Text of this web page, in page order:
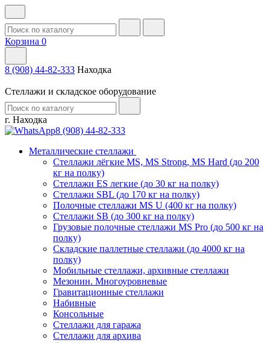
Корзина 0
8 (908) 44-82-333 Находка
Стеллажи и складское оборудование
г. Находка
8 (908) 44-82-333
Металлические стеллажи
Стеллажи лёгкие MS, MS Strong, MS Hard (до 200
кг на полку)
Стеллажи ES легкие (до 30 кг на полку)
Стеллажи SBL (до 170 кг на полку)
Полочные стеллажи MS U (400 кг на полку)
Стеллажи SB (до 300 кг на полку)
Грузовые полочные стеллажи MS Pro (до 500 кг на
полку)
Складские паллетные стеллажи (до 4000 кг на
полку)
Мобильные стеллажи, архивные стеллажи
Мезонин. Многоуровневые
Гравитационные стеллажи
Набивные
Консольные
Стеллажи для гаража
Стеллажи для архива